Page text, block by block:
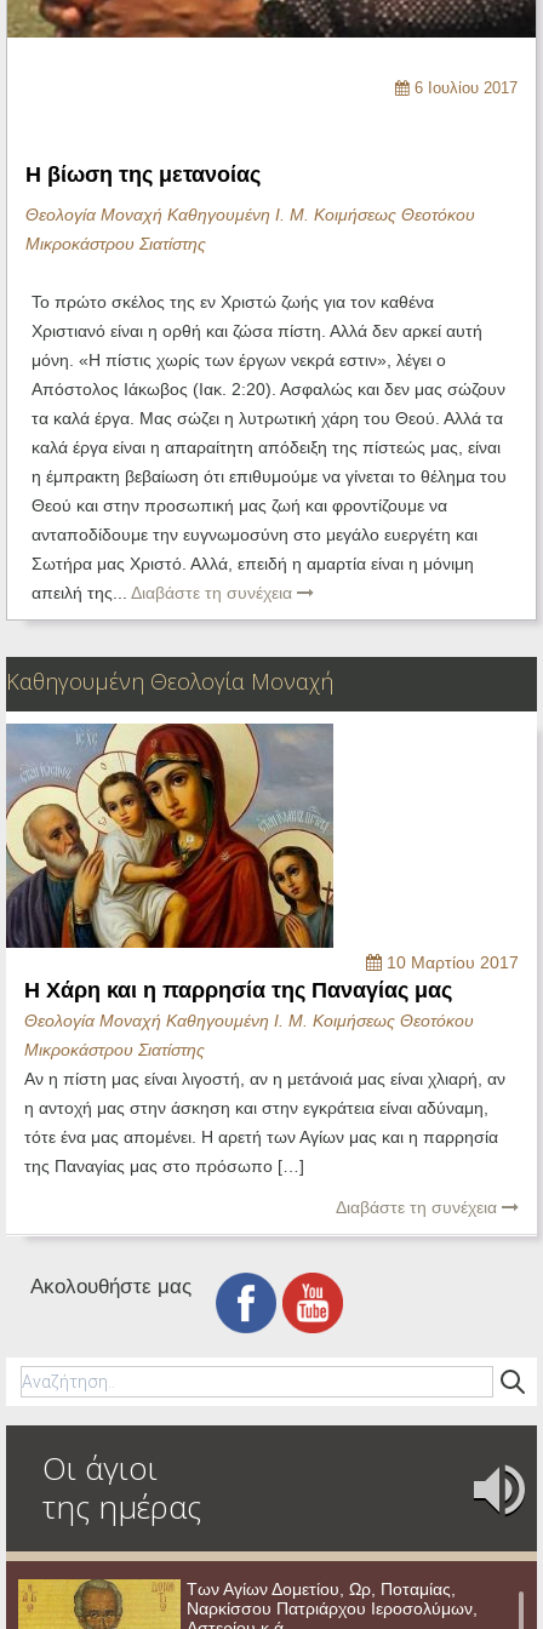
Ηχητικά
6 Ιουλίου 2017
Η βίωση της μετανοίας
Θεολογία Μοναχή Καθηγουμένη Ι. Μ. Κοιμήσεως Θεοτόκου
Μικροκάστρου Σιατίστης
Το πρώτο σκέλος της εν Χριστώ ζωής για τον καθένα
Χριστιανό είναι η ορθή και ζώσα πίστη. Αλλά δεν αρκεί αυτή
μόνη. «Η πίστις χωρίς των έργων νεκρά εστιν», λέγει ο
Απόστολος Ιάκωβος (Ιακ. 2:20). Ασφαλώς και δεν μας σώζουν
τα καλά έργα. Μας σώζει η λυτρωτική χάρη του Θεού. Αλλά τα
καλά έργα είναι η απαραίτητη απόδειξη της πίστεώς μας, είναι
η έμπρακτη βεβαίωση ότι επιθυμούμε να γίνεται το θέλημα του
Θεού και στην προσωπική μας ζωή και φροντίζουμε να
ανταποδίδουμε την ευγνωμοσύνη στο μεγάλο ευεργέτη και
Σωτήρα μας Χριστό. Αλλά, επειδή η αμαρτία είναι η μόνιμη
απειλή της... Διαβάστε τη συνέχεια
Καθηγουμένη Θεολογία Μοναχή
10 Μαρτίου 2017
Η Χάρη και η παρρησία της Παναγίας μας
Θεολογία Μοναχή Καθηγουμένη Ι. Μ. Κοιμήσεως Θεοτόκου
Μικροκάστρου Σιατίστης
Αν η πίστη μας είναι λιγοστή, αν η μετάνοιά μας είναι χλιαρή, αν
η αντοχή μας στην άσκηση και στην εγκράτεια είναι αδύναμη,
τότε ένα μας απομένει. Η αρετή των Αγίων μας και η παρρησία
της Παναγίας μας στο πρόσωπο […]
Διαβάστε τη συνέχεια
Ακολουθήστε μας
Οι άγιοι
της ημέρας
Των Αγίων Δομετίου, Ωρ, Ποταμίας,
Ναρκίσσου Πατριάρχου Ιεροσολύμων,